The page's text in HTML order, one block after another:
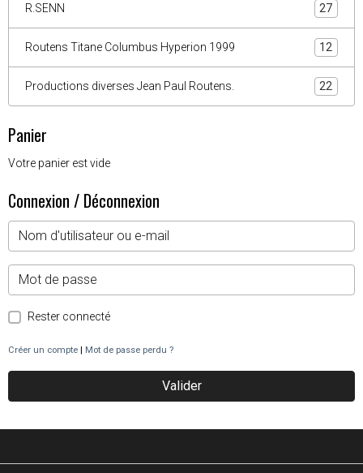
R.SENN 27
Routens Titane Columbus Hyperion 1999 12
Productions diverses Jean Paul Routens. 22
Panier
Votre panier est vide
Connexion / Déconnexion
Rester connecté
Créer un compte | Mot de passe perdu ?
Valider